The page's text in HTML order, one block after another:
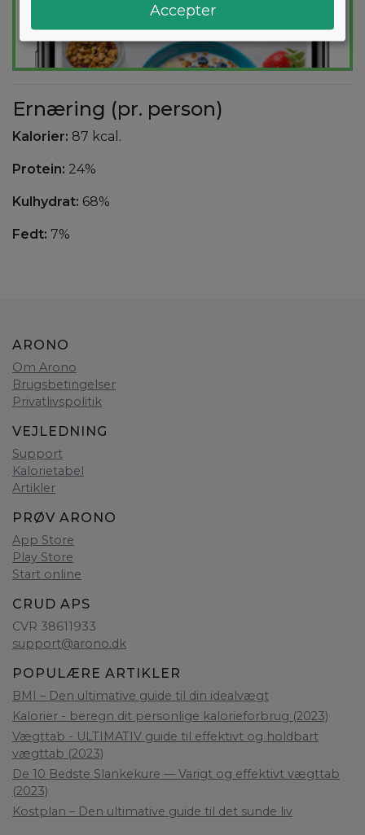
Ernæring (pr. person)
Kalorier: 87 kcal.
Protein: 24%
Kulhydrat: 68%
Fedt: 7%
ARONO
Om Arono
Brugsbetingelser
Privatlivspolitik
VEJLEDNING
Support
Kalorietabel
Artikler
PRØV ARONO
App Store
Play Store
Start online
CRUD APS
CVR 38611933
support@arono.dk
POPULÆRE ARTIKLER
BMI – Den ultimative guide til din idealvægt
Kalorier - beregn dit personlige kalorieforbrug (2023)
Vægttab - ULTIMATIV guide til effektivt og holdbart
vægttab (2023)
De 10 Bedste Slankekure — Varigt og effektivt vægttab
(2023)
Kostplan – Den ultimative guide til det sunde liv
Accepter